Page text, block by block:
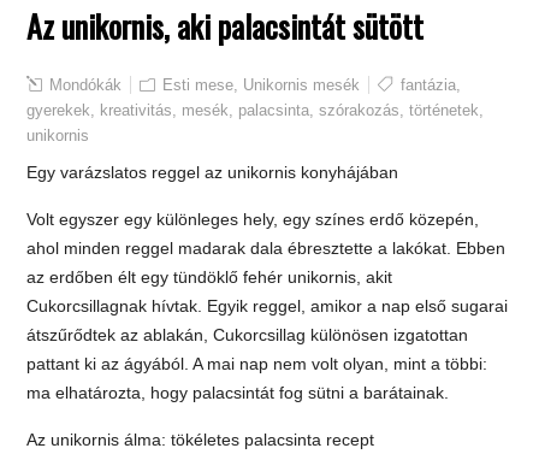
Az unikornis, aki palacsintát sütött
Mondókák Esti mese Unikornis mesék fantázia
gyerekek
kreativitás mesék palacsinta ,szórakozás ,történetek
unikornis
Egy varázslatos reggel az unikornis konyhájában
Volt egyszer egy különleges hely, egy színes erdő közepén,
ahol minden reggel madarak dala ébresztette a lakókat. Ebben
az erdőben élt egy tündöklő fehér unikornis, akit
Cukorcsillagnak hívtak. Egyik reggel, amikor a nap első sugarai
átszűrődtek az ablakán, Cukorcsillag különösen izgatottan
pattant ki az ágyából. A mai nap nem volt olyan, mint a többi:
ma elhatározta, hogy palacsintát fog sütni a barátainak.
Az unikornis álma: tökéletes palacsinta recept